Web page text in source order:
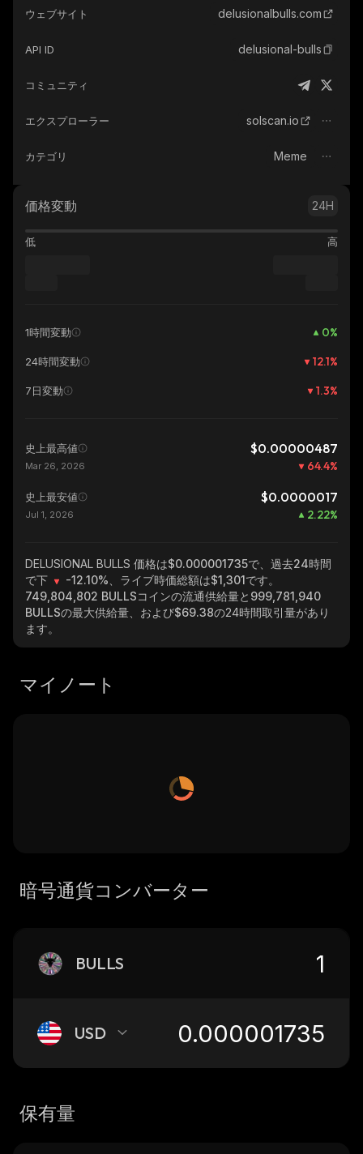
ウェブサイト delusionalbulls.com
API ID delusional-bulls
コミュニティ
エクスプローラー solscan.io
カテゴリ Meme
価格変動 24H
低 高
1時間変動 0%
24時間変動 12.1%
7日変動 1.3%
史上最高値 $0.00000487
Mar 26, 2026 64.4%
史上最安値 $0.0000017
Jul 1, 2026 2.22%
DELUSIONAL BULLS 価格は$0.000001735で、過去24時間
で下
-12.10% 、ライブ時価総額は$1,301です。
749,804,802 BULLSコインの流通供給量と 999,781,940
BULLSの最大供給量、および$69.38の24時間取引量があり
ます。
マイノート
暗号通貨コンバーター
BULLS
USD
保有量